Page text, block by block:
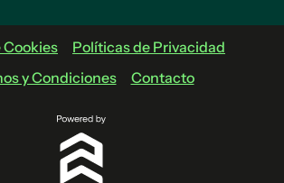
Cookies
Políticas de Privacidad
y Condiciones
Contacto